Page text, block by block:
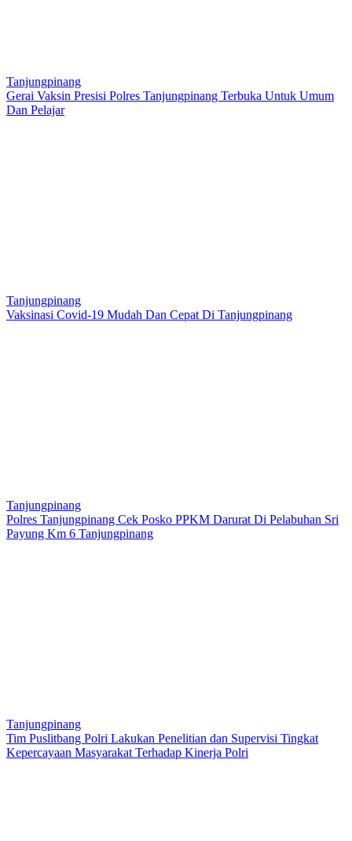
Tanjungpinang
Gerai Vaksin Presisi Polres Tanjungpinang Terbuka Untuk Umum
Dan Pelajar
Tanjungpinang
Vaksinasi Covid-19 Mudah Dan Cepat Di Tanjungpinang
Tanjungpinang
Polres Tanjungpinang Cek Posko PPKM Darurat Di Pelabuhan Sri
Payung Km 6 Tanjungpinang
Tanjungpinang
Tim Puslitbang Polri Lakukan Penelitian dan Supervisi Tingkat
Kepercayaan Masyarakat Terhadap Kinerja Polri